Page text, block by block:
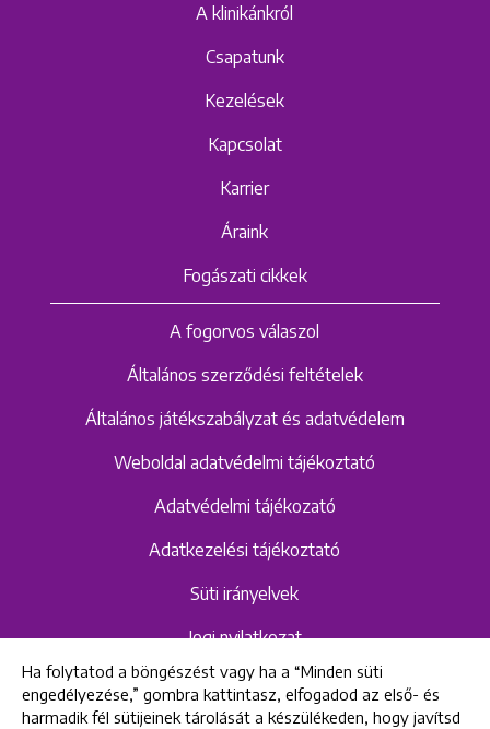
A klinikánkról
Csapatunk
Kezelések
Kapcsolat
Karrier
Áraink
Fogászati cikkek
A fogorvos válaszol
Általános szerződési feltételek
Általános játékszabályzat és adatvédelem
Weboldal adatvédelmi tájékoztató
Adatvédelmi tájékozató
Adatkezelési tájékoztató
Süti irányelvek
Jogi nyilatkozat
Hangrögzítéshez kapcsolódó adatvédelmi
szabályzat és tájékoztató
Ha folytatod a böngészést vagy ha a “Minden süti
engedélyezése,” gombra kattintasz, elfogadod az első- és
harmadik fél sütijeinek tárolását a készülékeden, hogy javítsd